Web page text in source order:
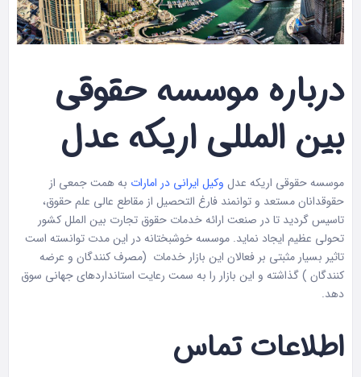
درباره موسسه حقوقی
بین المللی اریکه عدل
موسسه حقوقی اریکه عدل وکیل ایرانی در امارات به همت جمعی از
حقوقدانان مستعد و توانمند فارغ التحصیل از مقاطع عالی علم حقوق،
تاسیس گردید تا در صنعت ارائه خدمات حقوق تجارت بین الملل کشور
تحولی عظیم ایجاد نماید. موسسه خوشبختانه در این مدت توانسته است
تاثیر بسیار مثبتی بر فعالان این بازار خدمات (مصرف کنندگان و عرضه
کنندگان ) گذاشته و این بازار را به سمت رعایت استانداردهای جهانی سوق
دهد.
اطلاعات تماس